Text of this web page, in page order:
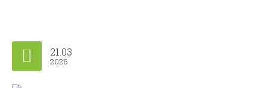
21.03
2026